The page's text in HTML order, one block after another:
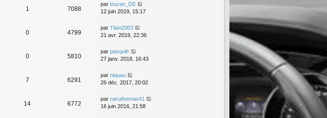
1 7088
par touran_DE
12 juin 2019, 15:17
0 4799
par Tilan2003
21 avr. 2019, 22:36
0 5810
par pasquifr
27 janv. 2018, 16:43
7 6291
par niquau
26 déc. 2017, 20:02
14 6772
par naruthomas41
16 juin 2016, 21:58